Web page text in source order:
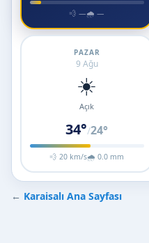
💨 —🌧 —
PAZAR
9 Ağu
☀️
Açık
34°/24°
💨 20 km/s🌧 0.0 mm
← Karaisalı Ana Sayfası